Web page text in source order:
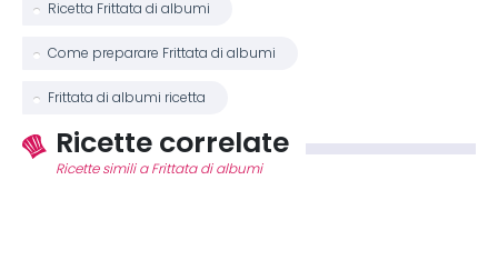
Ricetta Frittata di albumi
Come preparare Frittata di albumi
Frittata di albumi ricetta
Ricette correlate
Ricette simili a Frittata di albumi